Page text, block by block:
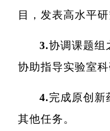
目，发表高水平
3.协调课题组
协助指导实验室
4.完成原创新
其他任务。